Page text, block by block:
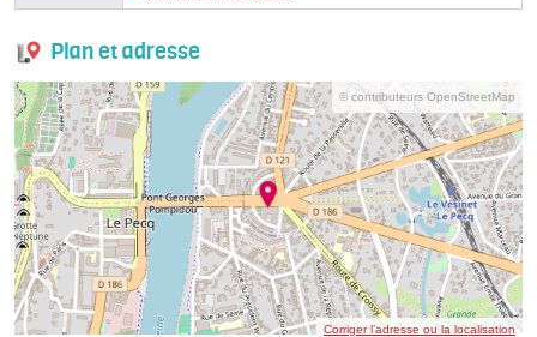
Plan et adresse
© contributeurs OpenStreetMap
Corriger l’adresse ou la localisation